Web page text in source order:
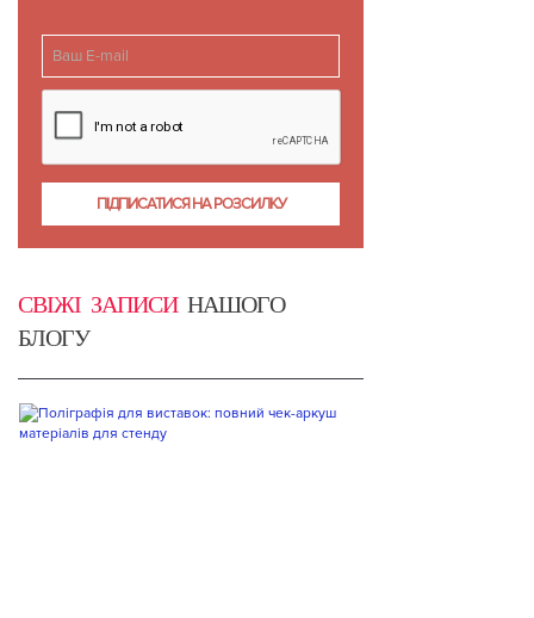
СВІЖІ ЗАПИСИНАШОГО
БЛОГУ